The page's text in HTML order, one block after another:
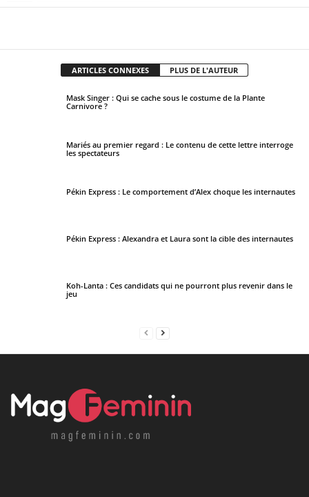
ARTICLES CONNEXES PLUS DE L'AUTEUR
Mask Singer : Qui se cache sous le costume de la Plante
Carnivore ?
Mariés au premier regard : Le contenu de cette lettre interroge
les spectateurs
Pékin Express : Le comportement d’Alex choque les internautes
Pékin Express : Alexandra et Laura sont la cible des internautes
Koh-Lanta : Ces candidats qui ne pourront plus revenir dans le
jeu